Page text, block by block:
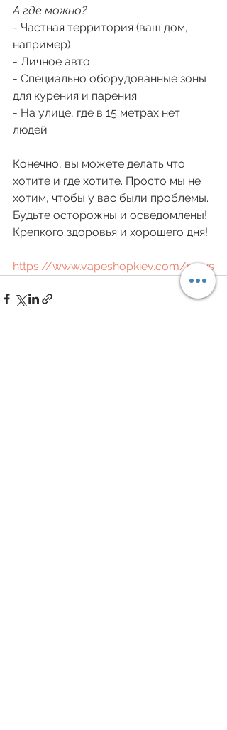
А где можно?
- Частная территория (ваш дом,
например)
- Личное авто
- Специально оборудованные зоны
для курения и парения.
- На улице, где в 15 метрах нет
людей
Конечно, вы можете делать что
хотите и где хотите. Просто мы не
хотим, чтобы у вас были проблемы.
Будьте осторожны и осведомлены!
Крепкого здоровья и хорошего дня!
https://www.vapeshopkiev.com/news